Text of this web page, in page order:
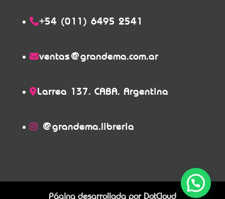
+54 (011) 6495 2541
ventas@grandema.com.ar
Larrea 137. CABA. Argentina
@grandema.libreria
Página desarrollada por DotCloud